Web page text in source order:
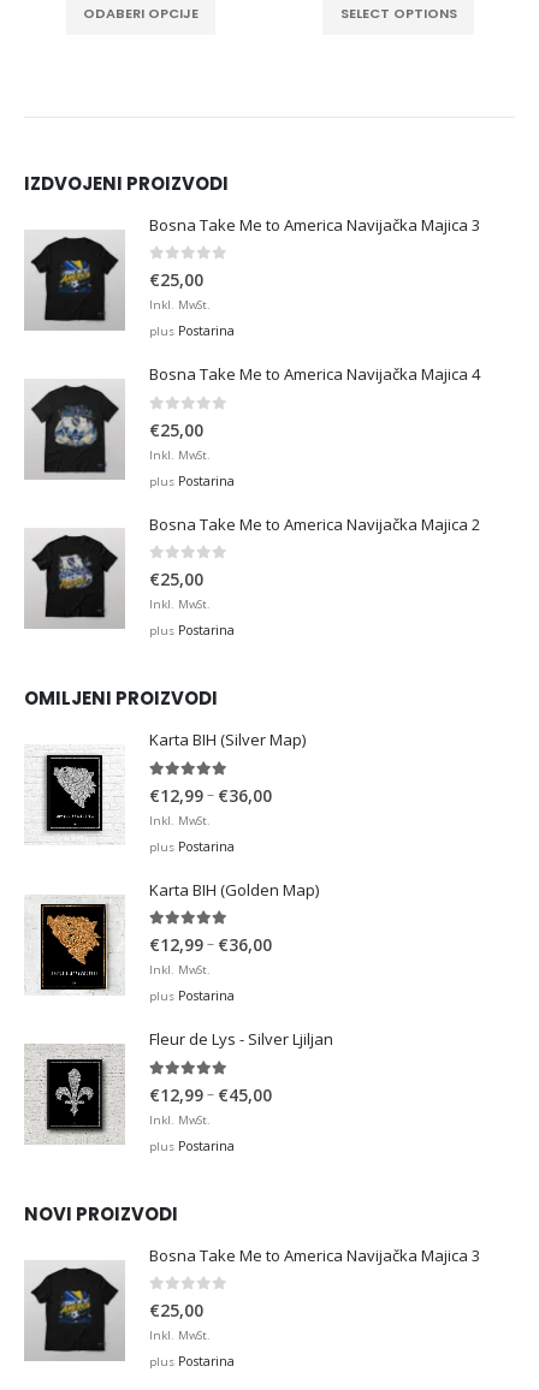
ODABERI OPCIJE SELECT OPTIONS
IZDVOJENI PROIZVODI
Bosna Take Me to America Navijačka Majica 3
0 out of 5
€25,00
Inkl. MwSt.
plus Postarina
Bosna Take Me to America Navijačka Majica 4
€25,00
Inkl. MwSt.
plus Postarina
Bosna Take Me to America Navijačka Majica 2
0 out of 5
€25,00
Inkl. MwSt.
plus Postarina
OMILJENI PROIZVODI
Karta BIH (Silver Map)
€12,99– €36,00Price
€36,00
Inkl. MwSt.
plus Postarina
Karta BIH (Golden Map)
4.93out of 5
€12,99– €36,00Price
€36,00
Inkl. MwSt.
plus Postarina
Fleur de Lys - Silver Ljiljan
€12,99– €45,00Price
Inkl. MwSt.
plus Postarina
NOVI PROIZVODI
Bosna Take Me to America Navijačka Majica 3
0 out of 5
€25,00
Inkl. MwSt.
plus Postarina